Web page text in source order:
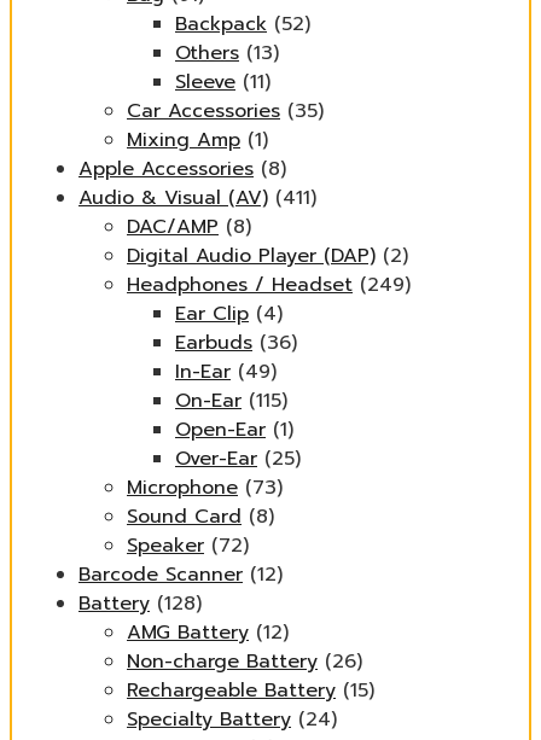
Backpack (52)
Others (13)
Sleeve (11)
Car Accessories (35)
Mixing Amp (1)
Apple Accessories (8)
Audio & Visual (AV) (411)
DAC/AMP (8)
Digital Audio Player (DAP) (2)
Headphones / Headset (249)
Ear Clip (4)
Earbuds (36)
In-Ear (49)
On-Ear (115)
Open-Ear (1)
Over-Ear (25)
Microphone (73)
Sound Card (8)
Speaker (72)
Barcode Scanner (12)
Battery (128)
AMG Battery (12)
Non-charge Battery (26)
Rechargeable Battery (15)
Specialty Battery (24)